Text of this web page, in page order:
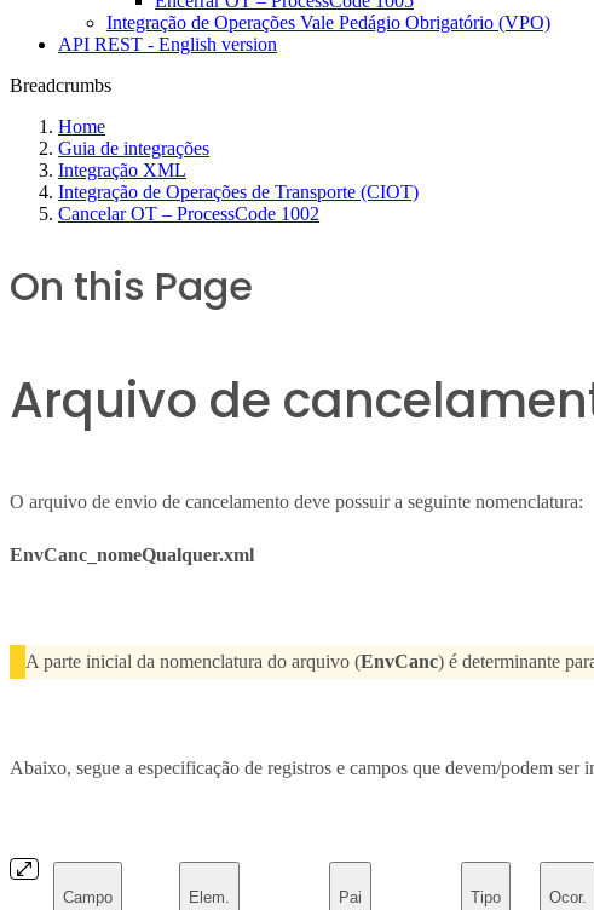
Integração de Operações Vale Pedágio Obrigatório (VPO)
API REST - English version
Breadcrumbs
Home
Guia de integrações
Integração XML
Integração de Operações de Transporte (CIOT)
Cancelar OT – ProcessCode 1002
On this Page
Arquivo de
O arquivo de envio de cancelamento deve possuir a seguinte nomenclatura:
EnvCanc_nomeQualquer.xml
A parte inicial da nomenclatura do arquivo (EnvCanc) é determinante
Abaixo, segue a especificação de registros e campos que devem/podem
Campo Elem. Pai Tipo Ocor.